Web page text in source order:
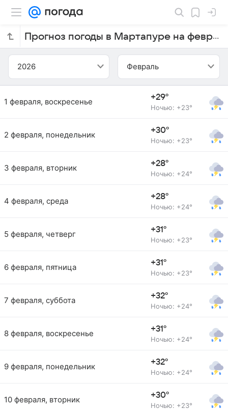
Прогноз погоды в Мартапуре на февраль 2026 года
2026 Февраль
1 февраля, воскресенье +29°
Ночью: +23°
2 февраля, понедельник +30°
Ночью: +23°
3 февраля, вторник +28°
Ночью: +24°
4 февраля, среда +28°
Ночью: +24°
5 февраля, четверг +31°
Ночью: +23°
6 февраля, пятница +31°
Ночью: +23°
7 февраля, суббота +32°
Ночью: +24°
8 февраля, воскресенье +31°
Ночью: +24°
9 февраля, понедельник +32°
Ночью: +24°
10 февраля, вторник +30°
Ночью: +23°